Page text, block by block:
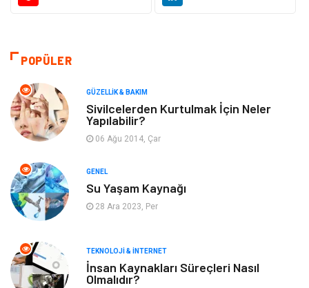
Bilgisayar & Yazılım
Makine
Giyim
Yeme & İçme
Keyif & Hobi Organizasyon
Gayrimenkul Spor
POPÜLER
GÜZELLIK & BAKIM
Sivilcelerden Kurtulmak İçin Neler
Yapılabilir?
06 Ağu 2014, Çar
GENEL
Su Yaşam Kaynağı
28 Ara 2023, Per
TEKNOLOJI & İNTERNET
İnsan Kaynakları Süreçleri Nasıl
Olmalıdır?